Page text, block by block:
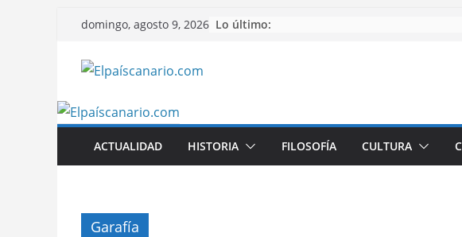
Saltar
contenido
domingo, agosto 9, 2026 Lo último:
ACTUALIDAD HISTORIA FILOSOFÍA CULTURA
Garafía